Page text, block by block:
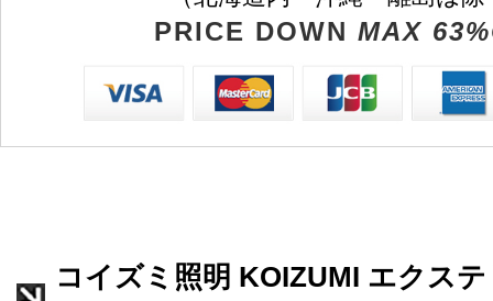
PRICE DOWN MAX
コイズミ照明 KOIZUMI エクス